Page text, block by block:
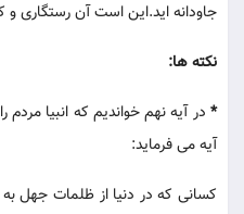
جاودانه اید.این است آن رستگاری و
نکته ها:
* در آیه نهم خواندیم که انبیا
آیه می فرماید:
کسانی که در دنیا از ظلمات جهل به